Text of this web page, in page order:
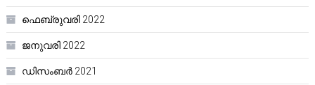
ഫെബ്രുവരി 2022
ജനുവരി 2022
ഡിസംബർ 2021